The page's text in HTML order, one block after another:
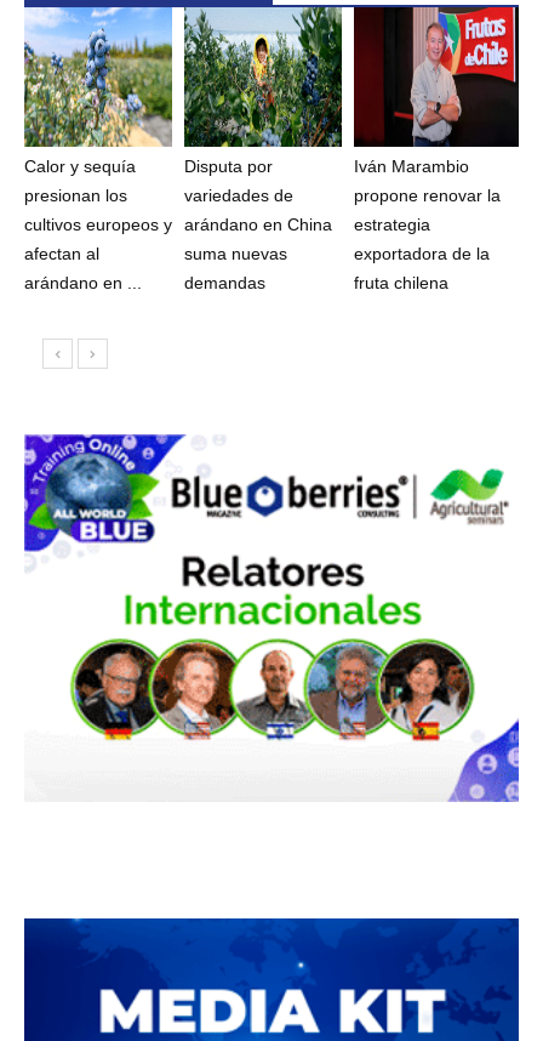
Calor y sequía
presionan los
cultivos europeos y
afectan al
arándano en ...
Disputa por
variedades de
arándano en China
suma nuevas
demandas
Iván Marambio
propone renovar la
estrategia
exportadora de la
fruta chilena